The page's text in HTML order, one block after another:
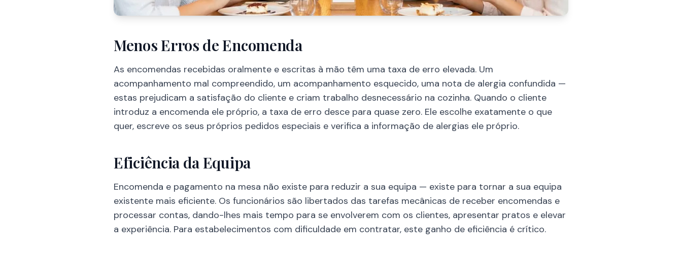
Menos Erros de Encomenda
As encomendas recebidas oralmente e escritas à mão têm uma taxa de erro elevada. Um
acompanhamento mal compreendido, um acompanhamento esquecido, uma nota de alergia confundida —
estas prejudicam a satisfação do cliente e criam trabalho desnecessário na cozinha. Quando o cliente
introduz a encomenda ele próprio, a taxa de erro desce para quase zero. Ele escolhe exatamente o que
quer, escreve os seus próprios pedidos especiais e verifica a informação de alergias ele próprio.
Eficiência da Equipa
Encomenda e pagamento na mesa não existe para reduzir a sua equipa — existe para tornar a sua equipa
existente mais eficiente. Os funcionários são libertados das tarefas mecânicas de receber encomendas e
processar contas, dando-lhes mais tempo para se envolverem com os clientes, apresentar pratos e elevar
a experiência. Para estabelecimentos com dificuldade em contratar, este ganho de eficiência é crítico.